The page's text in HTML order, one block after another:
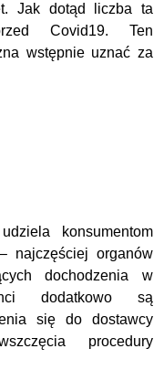
Jak dotąd liczba ta
Covid19. Ten
wstępnie uznać za
konsumentom
najczęściej organów
dochodzenia w
dodatkowo są
się do dostawcy
procedury